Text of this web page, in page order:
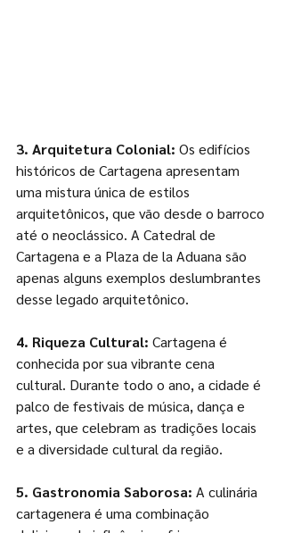
3. Arquitetura Colonial: Os edifícios
históricos de Cartagena apresentam
uma mistura única de estilos
arquitetônicos, que vão desde o barroco
até o neoclássico. A Catedral de
Cartagena e a Plaza de la Aduana são
apenas alguns exemplos deslumbrantes
desse legado arquitetônico.
4. Riqueza Cultural: Cartagena é
conhecida por sua vibrante cena
cultural. Durante todo o ano, a cidade é
palco de festivais de música, dança e
artes, que celebram as tradições locais
e a diversidade cultural da região.
5. Gastronomia Saborosa: A culinária
cartagenera é uma combinação